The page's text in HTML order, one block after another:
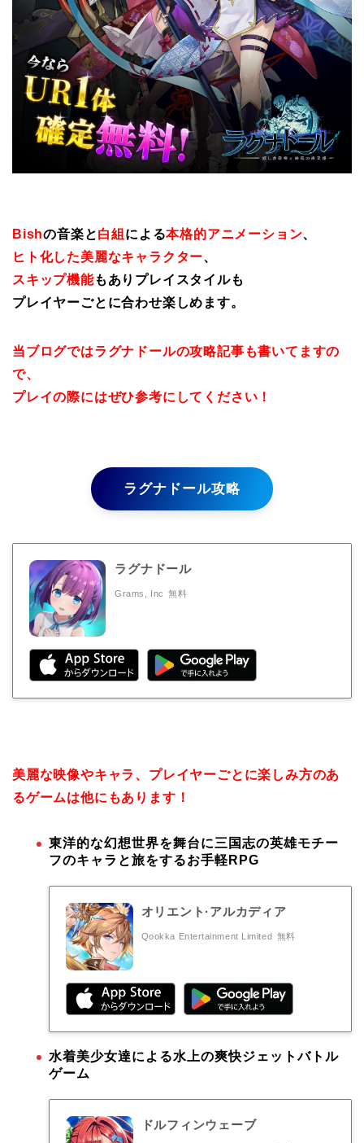
Bishの音楽と白組 による本格的アニメーション、
ヒト化した美麗なキャラクター、
スキップ機能もありプレイスタイルも
プレイヤーごとに合わせ楽しめます。
当ブログではラグナドールの攻略記事も書いてますの
で、
プレイの際にはぜひ参考にしてください！
ラグナドール攻略
ラグナドール
Grams, Inc 無料
美麗な映像やキャラ、プレイヤーごとに楽しみ方のあ
るゲームは他にもあります！
東洋的な幻想世界を舞台に三国志の英雄モチー
フのキャラと旅をするお手軽RPG
オリエント·アルカディア
Qookka Entertainment Limited 無料
水着美少女達による水上の爽快ジェットバトル
ゲーム
ドルフィンウェーブ